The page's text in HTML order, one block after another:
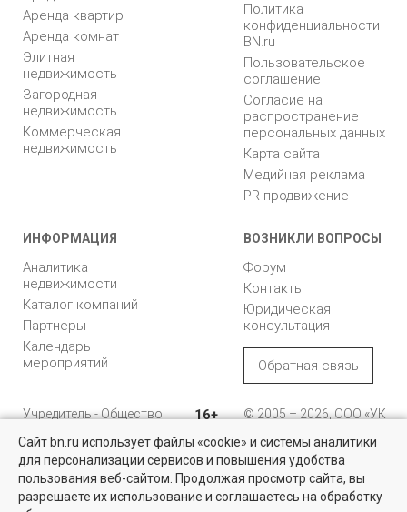
Аренда квартир
Аренда комнат
Элитная
недвижимость
Загородная
недвижимость
Коммерческая
недвижимость
Политика
конфиденциальности
BN.ru
Пользовательское
соглашение
Согласие на
распространение
персональных данных
Карта сайта
Медийная реклама
PR продвижение
ИНФОРМАЦИЯ
Аналитика
недвижимости
Каталог компаний
Партнеры
Календарь
мероприятий
ВОЗНИКЛИ ВОПРОСЫ
Форум
Контакты
Юридическая
консультация
Обратная связь
Учредитель - Общество
ответственностью
"Управляющая
компания "Бюллетень
недвижимости"
16+
© 2005 – 2026, ООО «УК
196105, Санкт-
Петербург, пр. Юрия
Гагарина, 1
Сайт bn.ru использует файлы «cookie» и системы аналитики
для персонализации сервисов и повышения удобства
пользования веб-сайтом. Продолжая просмотр сайта, вы
разрешаете их использование и соглашаетесь на обработку